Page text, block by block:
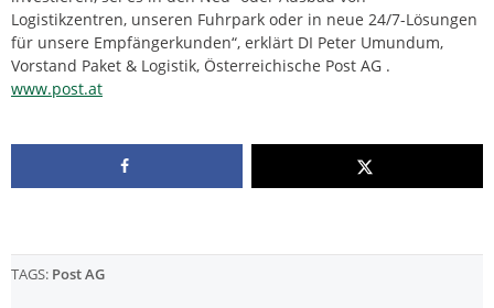
Logistikzentren, unseren Fuhrpark oder in neue 24/7-Lösungen
für unsere Empfängerkunden“, erklärt DI Peter Umundum,
Vorstand Paket & Logistik, Österreichische Post AG .
www.post.at
TAGS: Post AG